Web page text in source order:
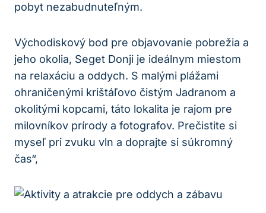
pobyt nezabudnuteľným.
Východiskový bod pre objavovanie pobrežia a
jeho okolia, Seget Donji je ideálnym miestom
na relaxáciu a oddych. S malými plážami
ohraničenými krištáľovo čistým Jadranom a
okolitými kopcami, táto lokalita je rajom pre
milovníkov prírody a fotografov. Prečistite si
myseľ pri zvuku vln a doprajte si súkromný
čas“,